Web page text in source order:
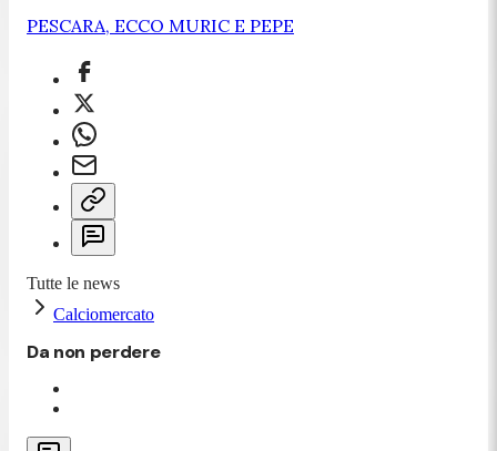
PESCARA, ECCO MURIC E PEPE
Tutte le news
Calciomercato
Da non perdere